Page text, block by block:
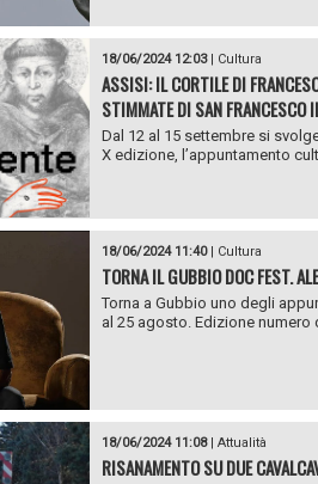
18/06/2024 12:03| Cultura
ASSISI: IL CORTILE DI
STIMMATE DI SAN FRANCESCO
Dal 12 al 15 settembre si
X edizione, l’appuntamento
18/06/2024 11:40| Cultura
TORNA IL GUBBIO DOC FEST.
Torna a Gubbio uno degli
al 25 agosto. Edizione numero
18/06/2024 11:08| Attualità
RISANAMENTO SU DUE